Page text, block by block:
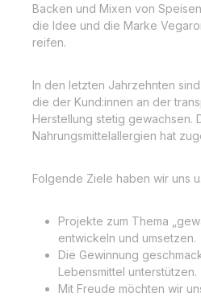
Backen und Mixen von
die Idee und die Marke
reifen.
In den letzten Jahrzehnten
die der Kund:innen an der
Herstellung stetig gewachsen.
Nahrungsmittelallergien hat
Folgende Ziele haben wir uns
Projekte zum Thema
entwickeln und umsetzen.
Die Gewinnung
Lebensmittel unterstützen.
Mit Freude möchten wir